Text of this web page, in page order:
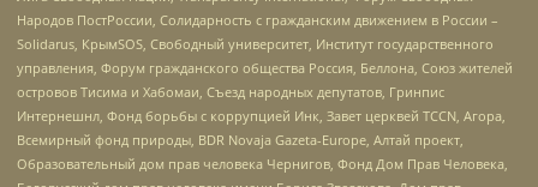
Народов ПостРоссии, Солидарность с гражданским движением в России –
Solidarus, КрымSOS, Свободный университет, Институт государственного
управления, Форум гражданского общества Россия, Беллона, Союз жителей
островов Тисима и Хабомаи, Съезд народных депутатов, Гринпис
Интернешнл, Фонд борьбы с коррупцией Инк, Завет церквей TCCN, Агора,
Всемирный фонд природы, BDR Novaja Gazeta-Europe, Алтай проект,
Образовательный дом прав человека Чернигов, Фонд Дом Прав Человека,